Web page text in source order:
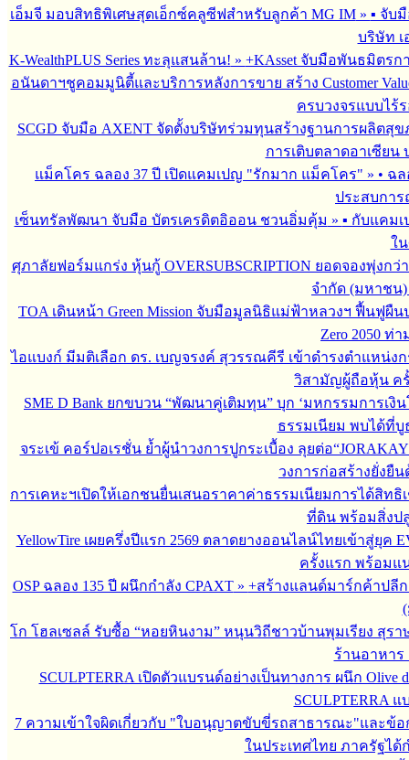
เอ็มจี มอบสิทธิพิเศษสุดเอ็กซ์คลูซีฟสำหรับลูกค้า MG IM» ▪︎ จับ
บริษัท เ
K-WealthPLUS Series ทะลุแสนล้าน! » +KAsset จับมือพันธมิตรการ
อนันดาฯชูคอมมูนิตี้และบริการหลังการขาย สร้าง Customer
ครบวงจรแบบไร้
SCGD จับมือ AXENT จัดตั้งบริษัทร่วมทุนสร้างฐานการผลิต
การเติบตลาดอาเซียน
แม็คโคร ฉลอง 37 ปี เปิดแคมเปญ "รักมาก แม็คโคร" » • ฉ
ประสบกา
เซ็นทรัลพัฒนา จับมือ บัตรเครดิตอิออน ชวนอิ่มคุ้ม » ▪︎ กับแคม
ใ
ศุภาลัยฟอร์มแกร่ง หุ้นกู้ OVERSUBSCRIPTION ยอดจองพุ่งกว่
จำกัด (มหาชน)
TOA เดินหน้า Green Mission จับมือมูลนิธิแม่ฟ้าหลวงฯ ฟื้นฟูผื
Zero 2050 ท่
ไอแบงก์ มีมติเลือก ดร. เบญจรงค์ สุวรรณคีรี เข้าดำรงตำแหน่ง
วิสามัญผู้ถือหุ้น ครั้
SME D Bank ยกขบวน “พัฒนาคู่เติมทุน” บุก ‘มหกรรมการเงิ
ธรรมเนียม พบได้ที่
จระเข้ คอร์ปอเรชั่น ย้ำผู้นำวงการปูกระเบื้อง ลุยต่อ“JORAKAY
วงการก่อสร้างยั่งยื
การเคหะฯเปิดให้เอกชนยื่นเสนอราคาค่าธรรมเนียมการได้สิทธิ
ที่ดิน พร้อมสิ่งป
YellowTire เผยครึ่งปีแรก 2569 ตลาดยางออนไลน์ไทยเข้าสู่ยุค
ครั้งแรก พร้อมแ
OSP ฉลอง 135 ปี ผนึกกำลัง CPAXT» +สร้างแลนด์มาร์กค้าปลี
โก โฮลเซลล์ รับซื้อ “หอยหินงาม” หนุนวิถีชาวบ้านพุมเรียง สุรา
ร้านอาหาร
SCULPTERRA เปิดตัวแบรนด์อย่างเป็นทางการ ผนึก Olive
SCULPTERRA
7 ความเข้าใจผิดเกี่ยวกับ "ใบอนุญาตขับขี่รถสาธารณะ"และข้
ในประเทศไทย ภาครัฐไ